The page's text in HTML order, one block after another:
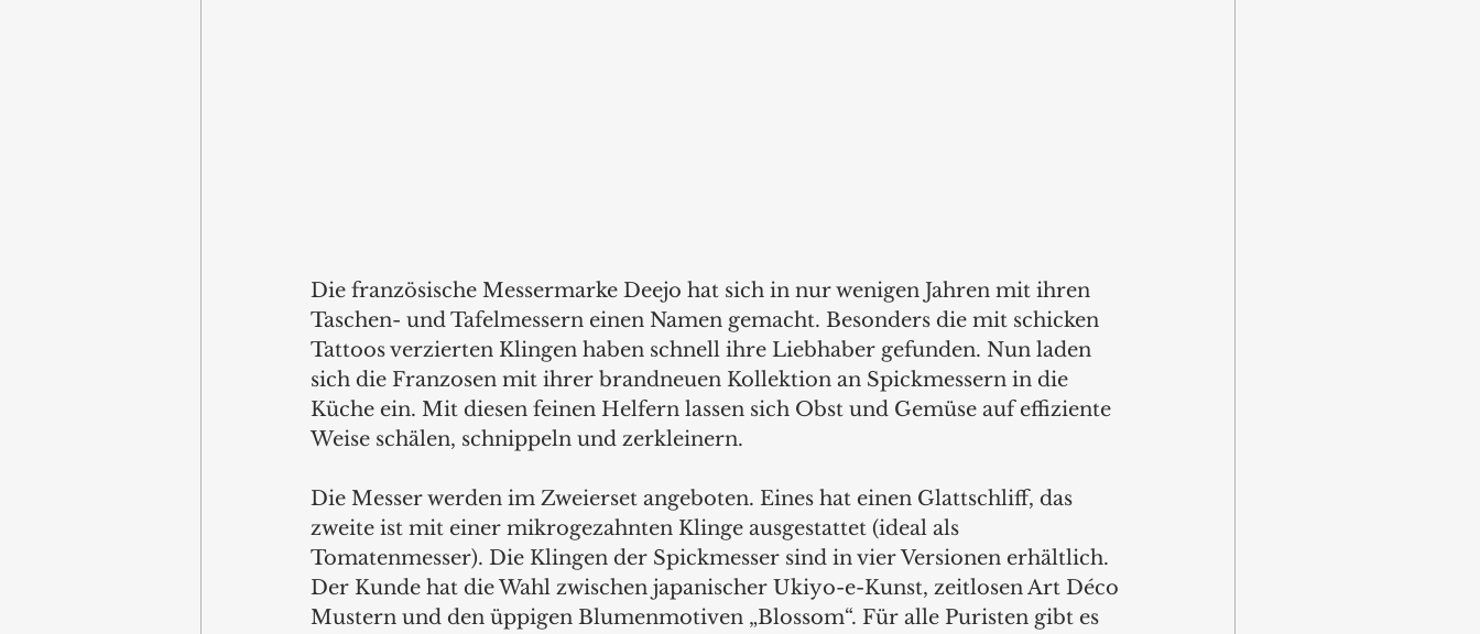
Die französische Messermarke Deejo hat sich in nur wenigen Jahren mit ihren
Taschen- und Tafelmessern einen Namen gemacht. Besonders die mit schicken
Tattoos verzierten Klingen haben schnell ihre Liebhaber gefunden. Nun laden
sich die Franzosen mit ihrer brandneuen Kollektion an Spickmessern in die
Küche ein. Mit diesen feinen Helfern lassen sich Obst und Gemüse auf effiziente
Weise schälen, schnippeln und zerkleinern.
Die Messer werden im Zweierset angeboten. Eines hat einen Glattschliff, das
zweite ist mit einer mikrogezahnten Klinge ausgestattet (ideal als
Tomatenmesser). Die Klingen der Spickmesser sind in vier Versionen erhältlich.
Der Kunde hat die Wahl zwischen japanischer Ukiyo-e-Kunst, zeitlosen Art Déco
Mustern und den üppigen Blumenmotiven „Blossom“. Für alle Puristen gibt es